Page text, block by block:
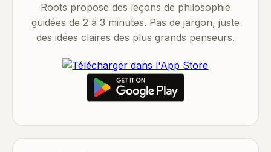
Roots propose des leçons de philosophie
guidées de 2 à 3 minutes. Pas de jargon, juste
des idées claires des plus grands penseurs.